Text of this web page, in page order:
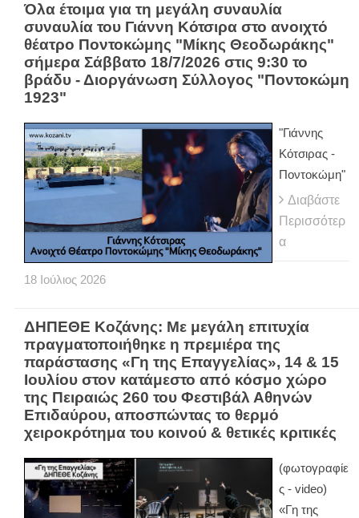
Όλα έτοιμα για τη μεγάλη συναυλία
συναυλία του Γιάννη Κότσιρα στο ανοιχτό
θέατρο Ποντοκώμης "Μίκης Θεοδωράκης"
σήμερα Σάββατο 18/7/2026 στις 9:30 το
βράδυ - Διοργάνωση Σύλλογος "Ποντοκώμη
1923"
"Γιάννης
Κότσιρας -
Ποντοκώμη"
Διαβάστε
Περισσότερ
α
18 Ιούλιος 2026
ΔΗΠΕΘΕ Κοζάνης: Με μεγάλη επιτυχία
πραγματοποιήθηκε η πρεμιέρα της
παράστασης «Γη της Επαγγελίας», 14 & 15
Ιουλίου στον κατάμεστο από κόσμο χώρο
της Πειραιώς 260 του Φεστιβάλ Αθηνών
Επιδαύρου, αποσπώντας το θερμό
χειροκρότημα του κοινού & θετικές κριτικές
(φωτογραφίε
ς - video)
«Γη της